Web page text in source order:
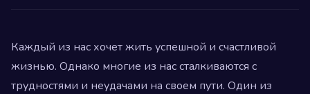
Каждый из нас хочет жить успешной и счастливой
жизнью. Однако многие из нас сталкиваются с
трудностями и неудачами на своем пути. Один из